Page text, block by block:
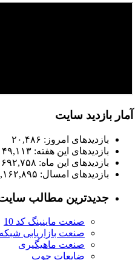
بازدید سایت
بازدیدهای امروز: ۲۰,۴۸۶
بازدیدهای این هفته:۱۴۹,۱۱۳
بازدیدهای این ماه:۶۹۲,۷۵۸
بازدیدهای امسال:۳,۱۶۲,۸۹۵
جدیدترین مطالب سایت
صنعت ماینینگ کد 10
صنعت بازاریابی شبکه ای
صنعت ماهیگیری
ضایعات چوب